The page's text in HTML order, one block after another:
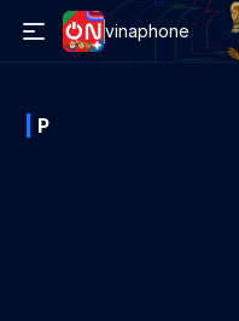
vinaphone
P